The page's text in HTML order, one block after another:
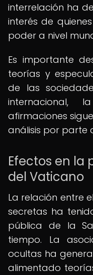
interrelación ha
interés de
poder a nivel
Es importante
teorías y
de las
internacional,
afirmaciones
análisis por parte
Efectos en la
del Vaticano
La relación entre
secretas ha
pública de la
tiempo. La
ocultas ha
alimentado